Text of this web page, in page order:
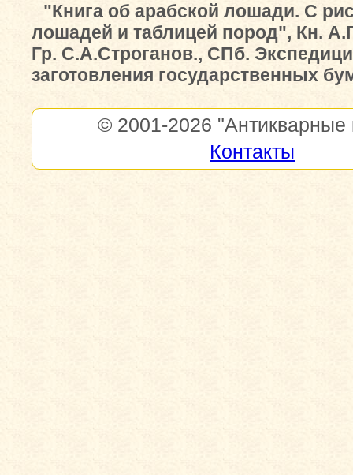
"Книга об арабской лошади. С
лошадей и таблицей пород", Кн.
Гр. С.А.Строганов., СПб.
заготовления государственных
© 2001-2026 "Антикварные
Контакты